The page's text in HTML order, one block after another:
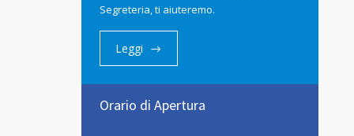
Segreteria, ti aiuteremo.
Leggi
Orario di Apertura